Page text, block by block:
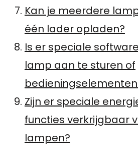
Kan je meerdere
één lader opladen?
Is er speciale
lamp aan te sturen of
Zijn er speciale
functies verkrijgbaar
lampen?